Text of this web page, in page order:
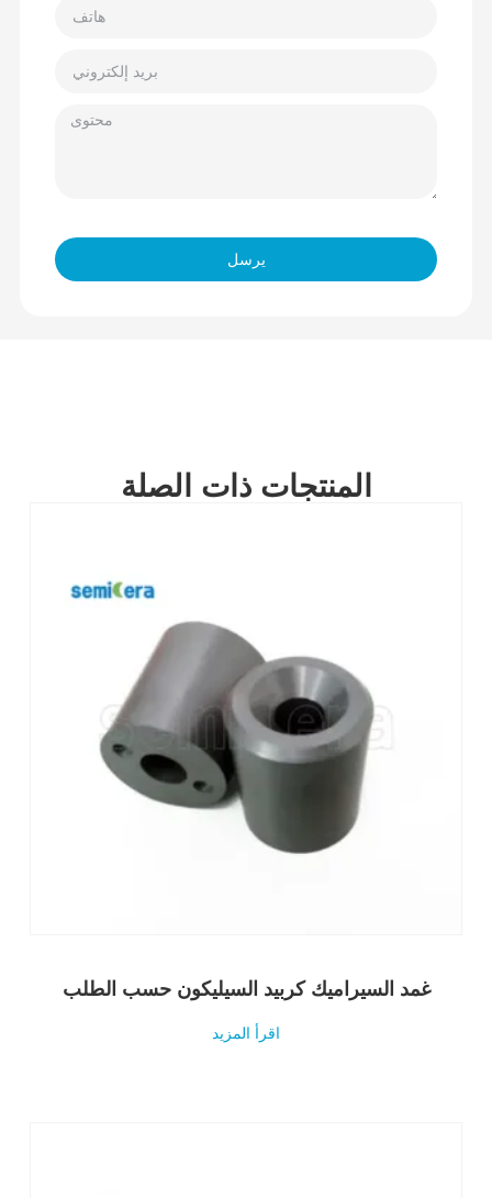
يرسل
المنتجات ذات الصلة
غمد السيراميك كربيد السيليكون حسب الطلب
اقرأ المزيد